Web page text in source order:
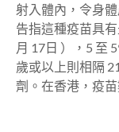
射入體內，令身
告指這種疫苗具
月 17日 ），5 至
歲或以上則相隔
劑。在香港，疫